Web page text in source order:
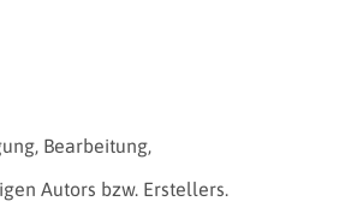
Bearbeitung,
Autors bzw. Erstellers.